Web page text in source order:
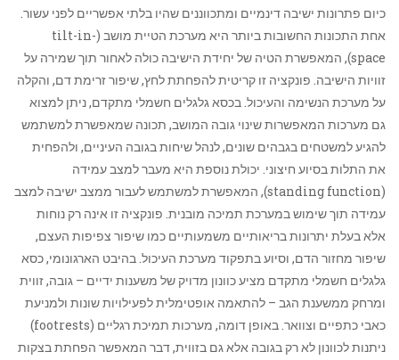
כיום פתרונות ישיבה דינמיים ומתכווננים שהיו בלתי אפשריים לפני עשור.
אחת התכונות החשובות ביותר היא מערכת הטיית מושב (tilt-in-
space), המאפשרת הטיה של יחידת הישיבה כולה לאחור תוך שמירה על
זוויות הישיבה. פונקציה זו קריטית להפחתת לחץ, שיפור זרימת דם, והקלה
על מערכת הנשימה והעיכול. בכסא גלגלים חשמלי מתקדם, ניתן למצוא
גם מערכות המאפשרות שינוי גובה המושב, תכונה שמאפשרת למשתמש
להגיע למשטחים בגבהים שונים, לנהל שיחות בגובה העיניים, ולהפחית
את התלות בסיוע חיצוני. יכולת נוספת היא מעבר למצב עמידה
(standing function), המאפשרת למשתמש לעבור ממצב ישיבה למצב
עמידה תוך שימוש במערכת תמיכה מובנית. פונקציה זו אינה רק נוחות
אלא בעלת יתרונות בריאותיים משמעותיים כמו שיפור צפיפות העצם,
שיפור מחזור הדם, וסיוע בתפקוד מערכת העיכול. בהיבט הארגונומי, כסא
גלגלים חשמלי מתקדם מציע כוונון מדויק של משענות ידיים – גובה, זווית
ומרחק ממשענת הגב – להתאמה אופטימלית לפעילויות שונות ולמניעת
כאבי כתפיים וצוואר. באופן דומה, מערכות תמיכת רגליים (footrests)
ניתנות לכוונון לא רק בגובה אלא גם בזווית, דבר המאפשר הפחתת בצקות